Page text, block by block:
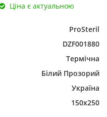
Ціна є актуальною
ProSteril
DZF001880
Термічна
Білий Прозорий
Україна
150х250